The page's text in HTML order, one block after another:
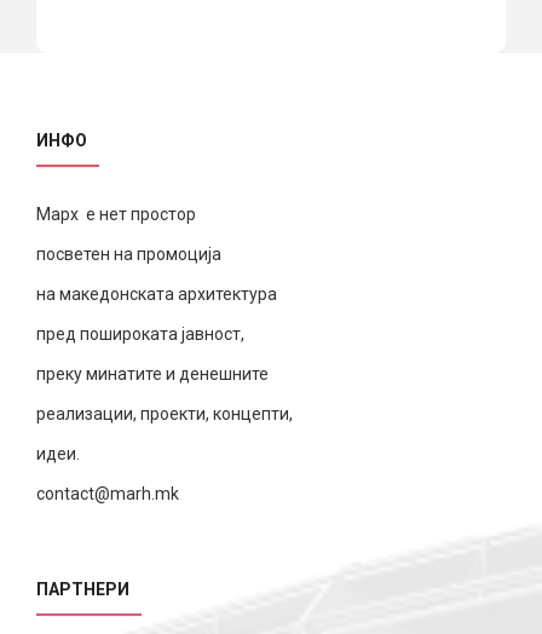
ИНФО
Марх е нет простор
посветен на промоција
на македонската архитектура
пред пошироката јавност,
преку минатите и денешните
реализации, проекти, концепти,
идеи.
contact@marh.mk
ПАРТНЕРИ